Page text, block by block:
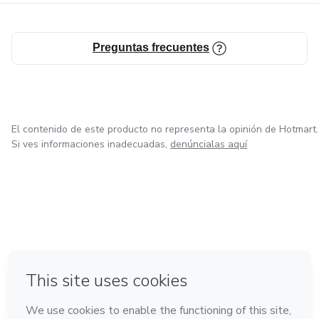
Preguntas frecuentes
El contenido de este producto no representa la opinión de Hotmart.
Si ves informaciones inadecuadas, denúncialas aquí
Hecho con❤ en Belo Horizonte